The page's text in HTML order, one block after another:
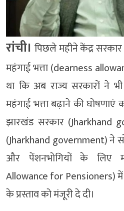
रांची। पिछले महीने केंद्र
महंगाई भत्ता (dearness
था कि अब राज्य सरकारों ने
महंगाई भत्ता बढ़ाने की
झारखंड सरकार (Jharkhand
(Jharkhand government) ने
और पेंशनभोगियों के लिए
Allowance for Pensioners) में
के प्रस्ताव को मंजूरी दे दी।